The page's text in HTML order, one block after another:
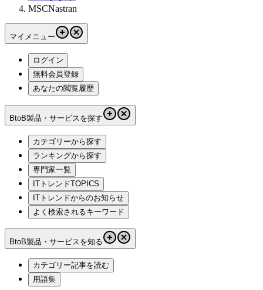
MSCNastran
マイメニュー
ログイン
無料会員登録
あなたの閲覧履歴
BtoB製品・サービスを探す
カテゴリーから探す
ランキングから探す
専門家一覧
ITトレンドTOPICS
ITトレンドからのお知らせ
よく検索されるキーワード
BtoB製品・サービスを知る
カテゴリー記事を読む
用語集